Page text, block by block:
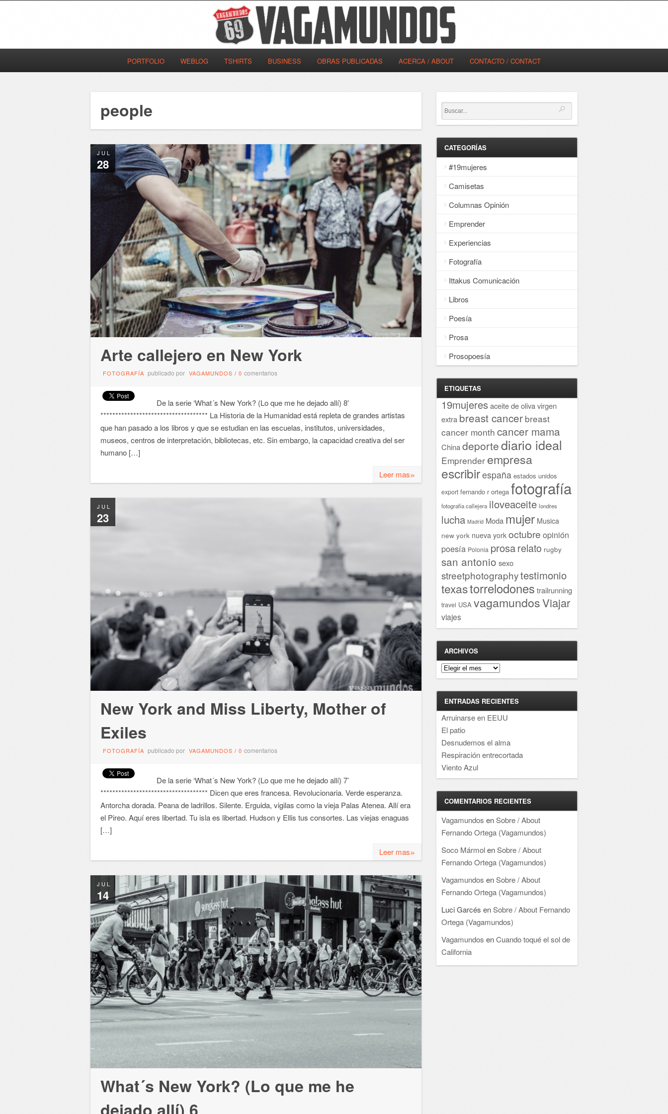
PORTFOLIO WEBLOG TSHIRTS BUSINESS OBRAS PUBLICADAS ACERCA / ABOUT CONTACTO / CONTACT
people
JUL
28
Arte callejero en New York
FOTOGRAFÍA publicado por VAGAMUNDOS / 0 comentarios
De la serie ‘What´s New York? (Lo que me he dejado allí) 8′
************************************ La Historia de la Humanidad está repleta de grandes artistas
que han pasado a los libros y que se estudian en las escuelas, institutos, universidades,
museos, centros de interpretación, bibliotecas, etc. Sin embargo, la capacidad creativa del ser
humano […]
Leer mas»
JUL
23
New York and Miss Liberty, Mother of
Exiles
FOTOGRAFÍA publicado por VAGAMUNDOS / 0 comentarios
De la serie ‘What´s New York? (Lo que me he dejado allí) 7’
************************************ Dicen que eres francesa. Revolucionaria. Verde esperanza.
Antorcha dorada. Peana de ladrillos. Silente. Erguida, vigilas como la vieja Palas Atenea. Allí era
el Pireo. Aquí eres libertad. Tu isla es libertad. Hudson y Ellis tus consortes. Las viejas enaguas
[…]
Leer mas»
JUL
14
What´s New York? (Lo que me he
CATEGORÍAS
#19mujeres
Camisetas
Columnas Opinión
Emprender
Experiencias
Fotografía
Ittakus Comunicación
Libros
Poesía
Prosa
Prosopoesía
ETIQUETAS
19mujeresaceite de oliva virgen
extra breast cancer breast
cancer month cancer mama
Chinadeportediario ideal
Emprender empresa
escribirespaña estados unidos
export fernando r ortega fotografía
fotografía callejera iloveaceite londres
lucha Madrid Moda mujer Musica
new york nueva york octubre opinión
poesía Polonia prosarelato rugby
san antonio sexo
streetphotographytestimonio
texastorrelodones trailrunning
travel USA vagamundosViajar
viajes
ARCHIVOS
Archivos
ENTRADAS RECIENTES
Arruinarse en EEUU
El patio
Desnudemos el alma
Respiración entrecortada
Viento Azul
COMENTARIOS RECIENTES
Vagamundos enSobre / About
Fernando Ortega (Vagamundos)
Soco MármolenSobre / About
Fernando Ortega (Vagamundos)
Vagamundos enSobre / About
Fernando Ortega (Vagamundos)
Luci Garcés enSobre / About Fernando
Ortega (Vagamundos)
Vagamundos enCuando toqué el sol de
California